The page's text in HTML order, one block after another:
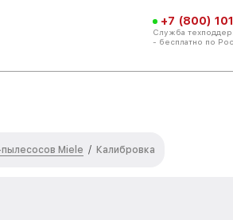
+7 (800)
Служба
- бесплатно по
Miele / Калибровка